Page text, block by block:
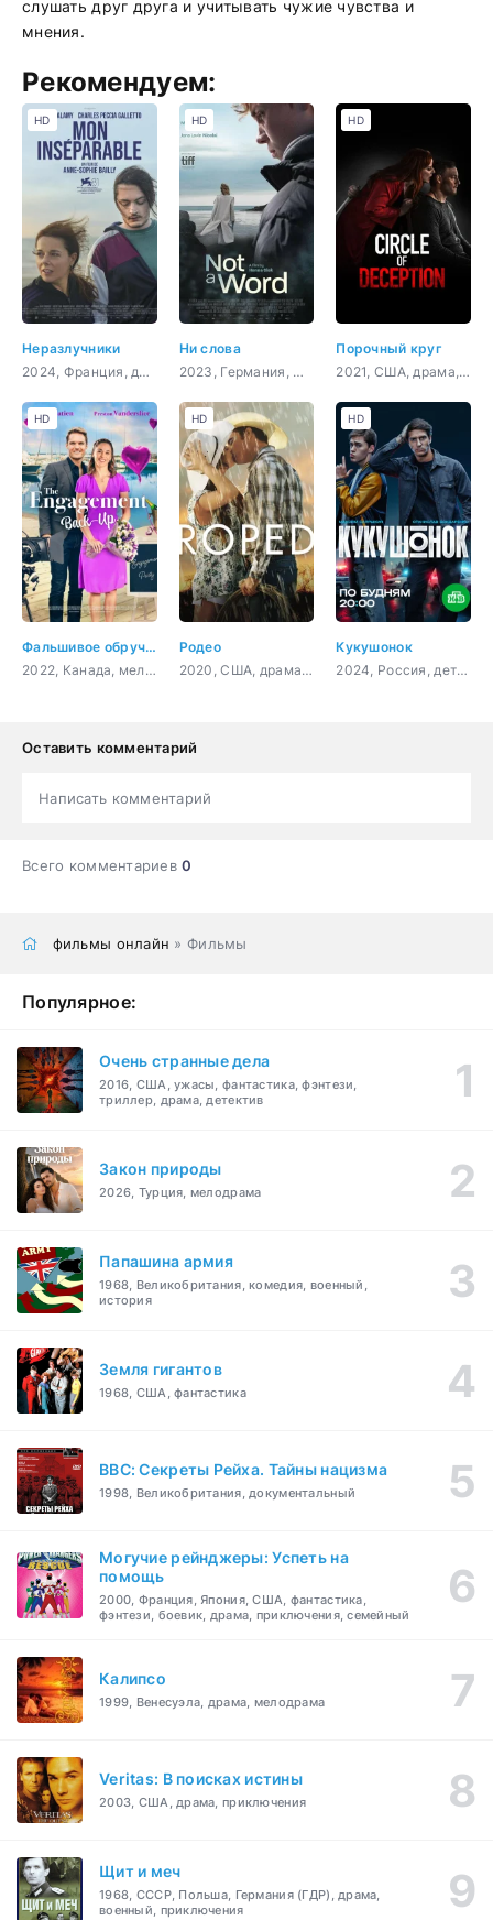
слушать друг друга и учитывать чужие чувства и
мнения.
Рекомендуем:
Неразлучники
2024, Франция, драма
HD
Ни слова
2023, Германия, Словения, Франция, драма
HD
Порочный круг
2021, США, драма, криминал
HD
Фальшивое обручение
2022, Канада, мелодрама, комедия
HD
Родео
2020, США, драма, мелодрама
HD
Кукушонок
2024, Россия, детектив, комедия
HD
Оставить комментарий
Написать комментарий
Всего комментариев0
фильмы онлайн » Фильмы
Популярное:
Очень странные дела
2016, США, ужасы, фантастика, фэнтези,
триллер, драма, детектив
Закон природы
2026, Турция, мелодрама
Папашина армия
1968, Великобритания, комедия, военный,
история
Земля гигантов
1968, США, фантастика
BBC: Секреты Рейха. Тайны нацизма
1998, Великобритания, документальный
Могучие рейнджеры: Успеть на
помощь
2000, Франция, Япония, США, фантастика,
фэнтези, боевик, драма, приключения, семейный
Калипсо
1999, Венесуэла, драма, мелодрама
Veritas: В поисках истины
2003, США, драма, приключения
Щит и меч
1968, СССР, Польша, Германия (ГДР), драма,
военный, приключения